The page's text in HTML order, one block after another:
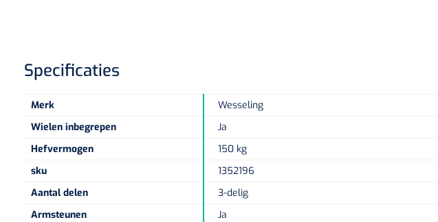
Specificaties
Merk
Wesseling
Wielen inbegrepen
Ja
Hefvermogen
150 kg
sku
1352196
Aantal delen
3-delig
Armsteunen
Ja